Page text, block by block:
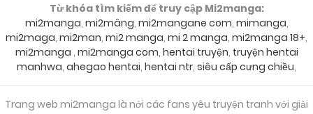
Chapter 21 25/09/2024
Từ khóa tìm kiếm để truy cập Mi2manga:
mi2manga, mi2mâng, mi2mangane com, mimanga,
mi2maga, mi2man, mi2 manga, mi 2 manga, mi2manga 18+,
mi2manga , mi2manga com, hentai truyện, truyện hentai
manhwa, ahegao hentai, hentai ntr, siêu cấp cưng chiều,
Trang web mi2manga là nới các fans yêu truyện tranh với giải